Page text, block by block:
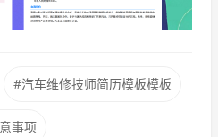
#汽车维修技师简历模板模板
事项